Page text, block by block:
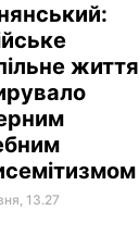
життя
13.27